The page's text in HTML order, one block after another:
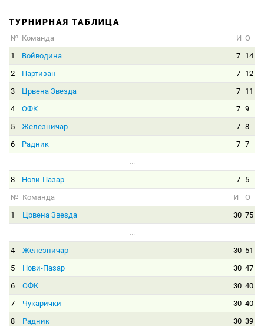
ТУРНИРНАЯ ТАБЛИЦА
№ Команда И О
1
Войводина 7 14
2
Партизан 7 12
3
Црвена Звезда 7 11
4
ОФК 7 9
5
Железничар 7 8
6
Радник 7 7
...
8
Нови-Пазар 7 5
№ Команда И
О
1
Црвена Звезда 30 75
...
4
Железничар 30 51
5
Нови-Пазар 30 47
6
ОФК 30 40
7
Чукарички 30 40
8
Радник 30 39